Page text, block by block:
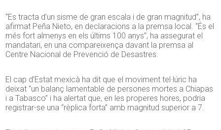
“Es tracta d’un sisme de gran escala i de gran magnitud”, ha
afirmat Peña Nieto, en declaracions a la premsa local. “És el
més fort almenys en els últims 100 anys”, ha assegurat el
mandatari, en una compareixença davant la premsa al
Centre Nacional de Prevenció de Desastres.
El cap d’Estat mexicà ha dit que el moviment tel·lúric ha
deixat “un balanç lamentable de persones mortes a Chiapas
i a Tabasco” i ha alertat que, en les properes hores, podria
registrar-se una “rèplica forta” amb magnitud superior a 7.